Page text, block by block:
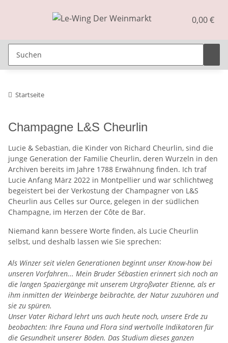
0,00 €
Startseite
Champagne L&S Cheurlin
Lucie & Sebastian, die Kinder von Richard Cheurlin, sind die
junge Generation der Familie Cheurlin, deren Wurzeln in den
Archiven bereits im Jahre 1788 Erwähnung finden. Ich traf
Lucie Anfang März 2022 in Montpellier und war schlichtweg
begeistert bei der Verkostung der Champagner von L&S
Cheurlin aus Celles sur Ource, gelegen in der südlichen
Champagne, im Herzen der Côte de Bar.
Niemand kann bessere Worte finden, als Lucie Cheurlin
selbst, und deshalb lassen wie Sie sprechen:
Als Winzer seit vielen Generationen beginnt unser Know-how bei
unseren Vorfahren... Mein Bruder Sébastien erinnert sich noch an
die langen Spaziergänge mit unserem Urgroßvater Etienne, als er
ihm inmitten der Weinberge beibrachte, der Natur zuzuhören und
sie zu spüren.
Unser Vater Richard lehrt uns auch heute noch, unsere Erde zu
beobachten: Ihre Fauna und Flora sind wertvolle Indikatoren für
die Gesundheit unserer Böden. Das Studium dieses ganzen